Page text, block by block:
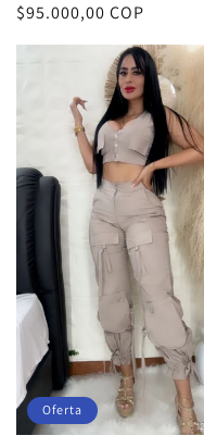
habitual
de
oferta
$95.000,00 COP
Oferta